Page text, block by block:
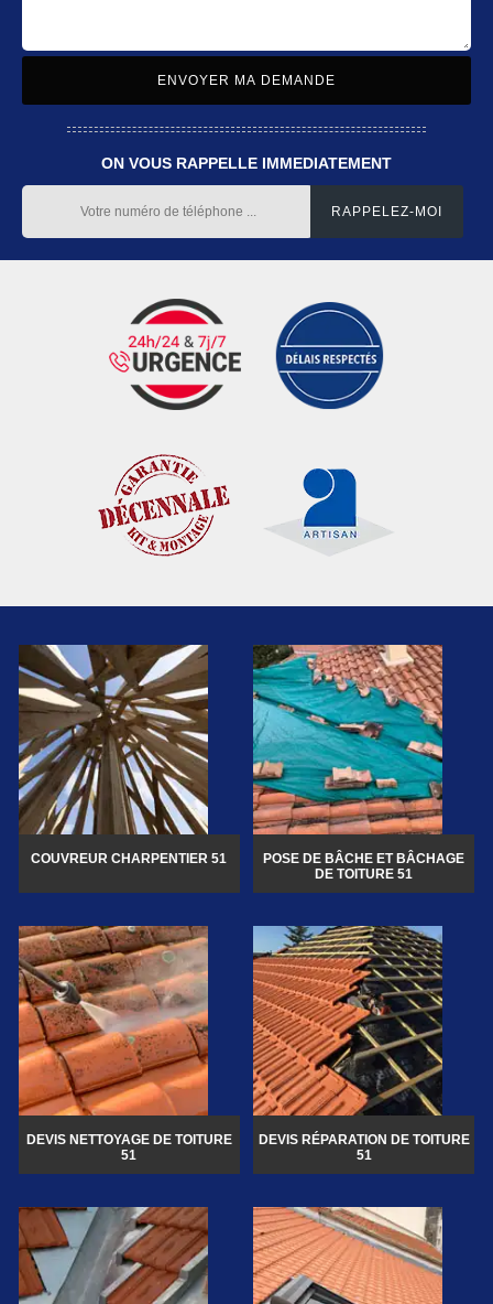
ON VOUS RAPPELLE IMMEDIATEMENT
COUVREUR CHARPENTIER 51
POSE DE BÂCHE ET BÂCHAGE
DE TOITURE 51
DEVIS NETTOYAGE DE TOITURE
51
DEVIS RÉPARATION DE TOITURE
51